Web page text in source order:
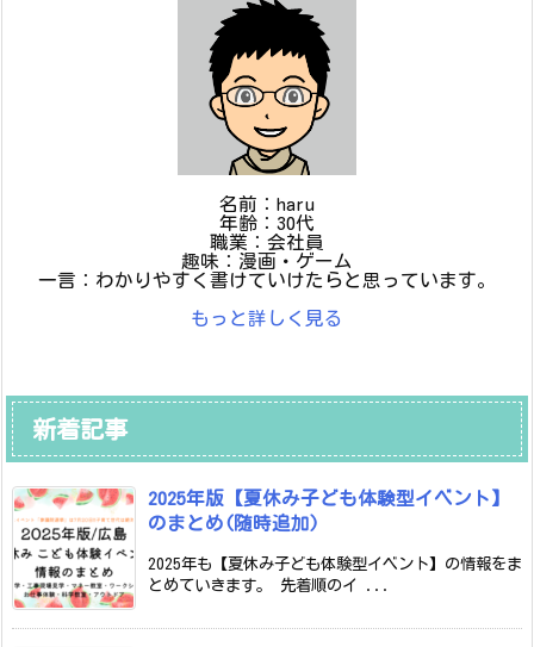
名前：haru
年齢：30代
職業：会社員
趣味：漫画・ゲーム
一言：わかりやすく書けていけたらと思っています。
もっと詳しく見る
新着記事
2025年版【夏休み子ども体験型イベント】
のまとめ(随時追加)
2025年も【夏休み子ども体験型イベント】の情報をま
とめていきます。 先着順のイ ...